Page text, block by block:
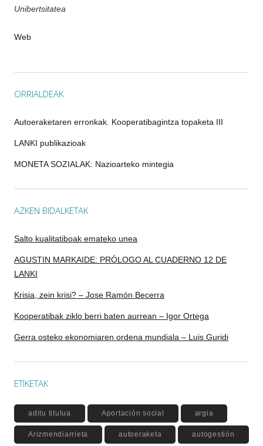
Unibertsitatea
Web
ORRIALDEAK
Autoeraketaren erronkak. Kooperatibagintza topaketa III
LANKI publikazioak
MONETA SOZIALAK: Nazioarteko mintegia
AZKEN BIDALKETAK
Salto kualitatiboak emateko unea
AGUSTIN MARKAIDE: PRÓLOGO AL CUADERNO 12 DE
LANKI
Krisia, zein krisi? – Jose Ramón Becerra
Kooperatibak ziklo berri baten aurrean – Igor Ortega
Gerra osteko ekonomiaren ordena mundiala – Luis Guridi
ETIKETAK
aditu titulua Aportación social argia
Arizmendiarrieta autoeraketa autogestión